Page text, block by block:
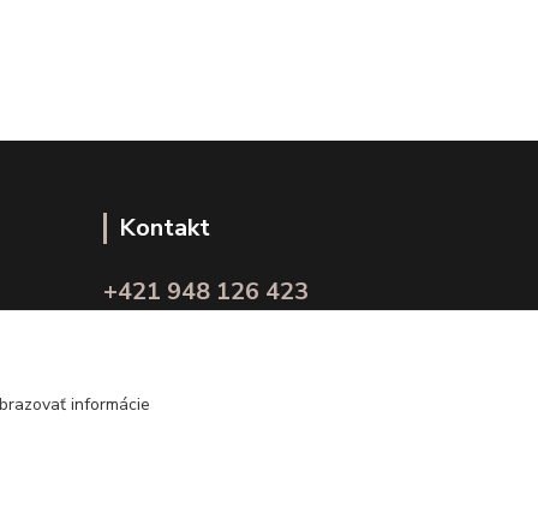
Kontakt
+421 948 126 423
informácie